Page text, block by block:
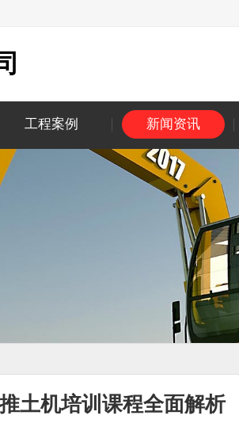
工程案例 新闻资讯
推土机培训课程全面解析